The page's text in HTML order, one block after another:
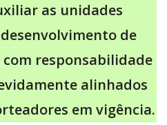
as unidades
de
responsabilidade
alinhados
em vigência.